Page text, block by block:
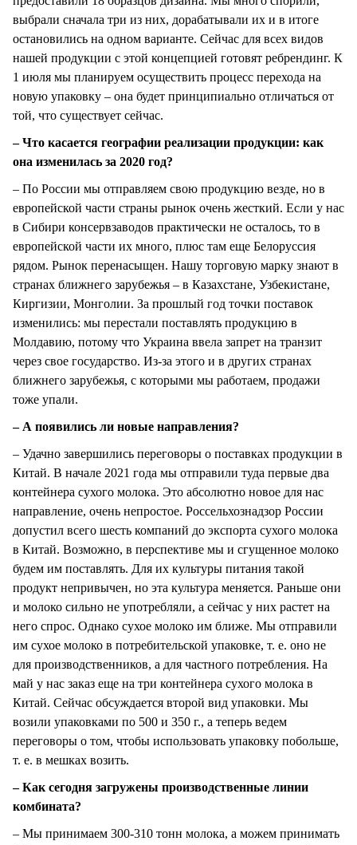
выбрали сначала три из них, дорабатывали их и в итоге
остановились на одном варианте. Сейчас для всех видов
нашей продукции с этой концепцией готовят ребрендинг. К
1 июля мы планируем осуществить процесс перехода на
новую упаковку – она будет принципиально отличаться от
той, что существует сейчас.
– Что касается географии реализации продукции: как
она изменилась за 2020 год?
– По России мы отправляем свою продукцию везде, но в
европейской части страны рынок очень жесткий. Если у нас
в Сибири консервзаводов практически не осталось, то в
европейской части их много, плюс там еще Белоруссия
рядом. Рынок перенасыщен. Нашу торговую марку знают в
странах ближнего зарубежья – в Казахстане, Узбекистане,
Киргизии, Монголии. За прошлый год точки поставок
изменились: мы перестали поставлять продукцию в
Молдавию, потому что Украина ввела запрет на транзит
через свое государство. Из-за этого и в других странах
ближнего зарубежья, с которыми мы работаем, продажи
тоже упали.
– А появились ли новые направления?
– Удачно завершились переговоры о поставках продукции в
Китай. В начале 2021 года мы отправили туда первые два
контейнера сухого молока. Это абсолютно новое для нас
направление, очень непростое. Россельхознадзор России
допустил всего шесть компаний до экспорта сухого молока
в Китай. Возможно, в перспективе мы и сгущенное молоко
будем им поставлять. Для их культуры питания такой
продукт непривычен, но эта культура меняется. Раньше они
и молоко сильно не употребляли, а сейчас у них растет на
него спрос. Однако сухое молоко им ближе. Мы отправили
им сухое молоко в потребительской упаковке, т. е. оно не
для производственников, а для частного потребления. На
май у нас заказ еще на три контейнера сухого молока в
Китай. Сейчас обсуждается второй вид упаковки. Мы
возили упаковками по 500 и 350 г., а теперь ведем
переговоры о том, чтобы использовать упаковку побольше,
т. е. в мешках возить.
– Как сегодня загружены производственные линии
комбината?
– Мы принимаем 300-310 тонн молока, а можем принимать